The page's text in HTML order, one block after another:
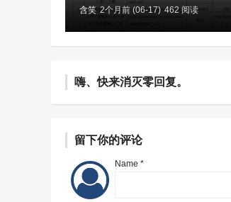
含笑 2个月前 (06-17) 462 阅读
嗨、快来消灭零回复。
留下你的评论
Name *